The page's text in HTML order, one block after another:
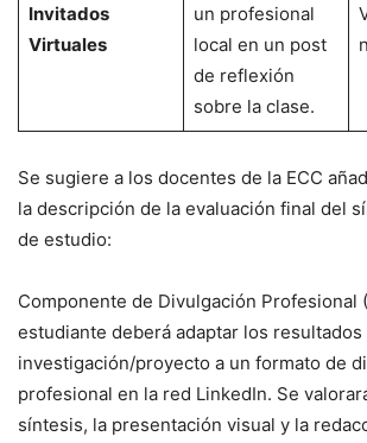
Invitados
Virtuales
un profesional
local en un post
de reflexión
sobre la clase.
Se sugiere a los docentes de la ECC
la descripción de la evaluación final del
de estudio:
Componente de Divulgación Profesional
estudiante deberá adaptar los resultados
investigación/proyecto a un formato de
profesional en la red LinkedIn. Se
síntesis, la presentación visual y la